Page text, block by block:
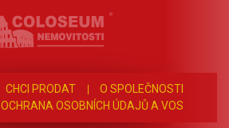
pohodlnější každodenní
používání i vyšší komfort při
nastupování a vystupování za
pronájmu činí 1 500 Kč
měsíčně za jedno parkovací
stání + provize realitní
CHCI PRODAT
O SPOLEČNOSTI
OCHRANA OSOBNÍCH ÚDAJŮ A VOS